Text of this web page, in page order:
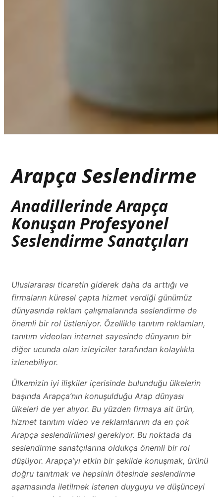
Arapça Seslendirme
Anadillerinde Arapça
Konuşan Profesyonel
Seslendirme Sanatçıları
Uluslararası ticaretin giderek daha da arttığı ve
firmaların küresel çapta hizmet verdiği günümüz
dünyasında reklam çalışmalarında seslendirme de
önemli bir rol üstleniyor. Özellikle tanıtım reklamları,
tanıtım videoları internet sayesinde dünyanın bir
diğer ucunda olan izleyiciler tarafından kolaylıkla
izlenebiliyor.
Ülkemizin iyi ilişkiler içerisinde bulunduğu ülkelerin
başında Arapça’nın konuşulduğu Arap dünyası
ülkeleri de yer alıyor. Bu yüzden firmaya ait ürün,
hizmet tanıtım video ve reklamlarının da en çok
Arapça seslendirilmesi gerekiyor. Bu noktada da
seslendirme sanatçılarına oldukça önemli bir rol
düşüyor. Arapça’yı etkin bir şekilde konuşmak, ürünü
doğru tanıtmak ve hepsinin ötesinde seslendirme
aşamasında iletilmek istenen duyguyu ve düşünceyi